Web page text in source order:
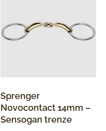
Sprenger
Novocontact 14mm –
Sensogan trenze